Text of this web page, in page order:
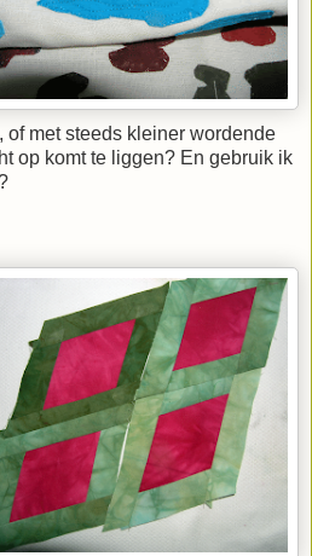
of met steeds kleiner wordende
op komt te liggen? En gebruik ik